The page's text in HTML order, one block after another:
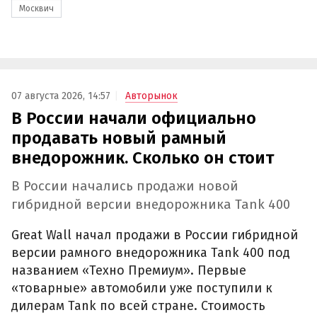
Москвич
07 августа 2026, 14:57 Авторынок
В России начали официально
продавать новый рамный
внедорожник. Сколько он стоит
В России начались продажи новой
гибридной версии внедорожника Tank 400
Great Wall начал продажи в России гибридной
версии рамного внедорожника Tank 400 под
названием «Техно Премиум». Первые
«товарные» автомобили уже поступили к
дилерам Tank по всей стране. Стоимость